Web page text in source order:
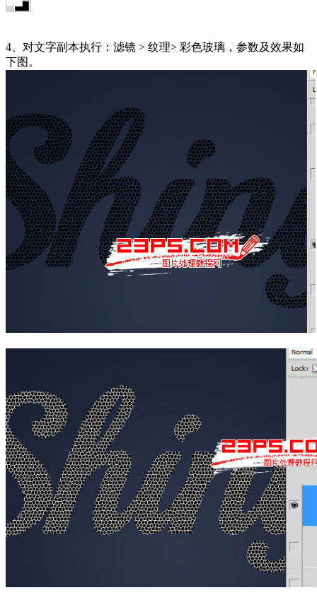
4、对文字副本执行：滤镜 > 纹理> 彩色玻璃，参数及效果如
下图。